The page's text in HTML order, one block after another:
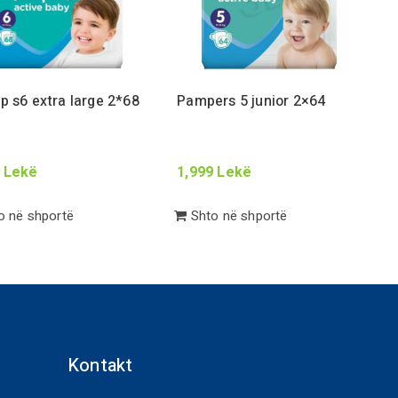
s6 extra large 2*68
Lekë
në shportë
Pampers 5junior 2×64
1,999 Lekë
Shto në shportë
Kontakt